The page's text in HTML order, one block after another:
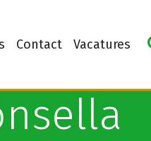
Contact Vacatures